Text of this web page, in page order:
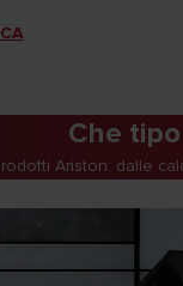
Che
Ariston: dalle